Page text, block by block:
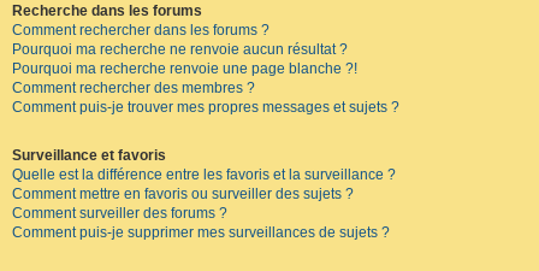
Recherche dans les forums
Comment rechercher dans les forums ?
Pourquoi ma recherche ne renvoie aucun résultat ?
Pourquoi ma recherche renvoie une page blanche ?!
Comment rechercher des membres ?
Comment puis-je trouver mes propres messages et sujets ?
Surveillance et favoris
Quelle est la différence entre les favoris et la surveillance ?
Comment mettre en favoris ou surveiller des sujets ?
Comment surveiller des forums ?
Comment puis-je supprimer mes surveillances de sujets ?